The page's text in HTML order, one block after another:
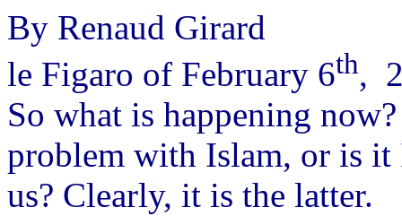
By Renaud Girard
le Figaro of February 6th,
So what is happening
problem with Islam, or is it
us? Clearly, it is the latter.